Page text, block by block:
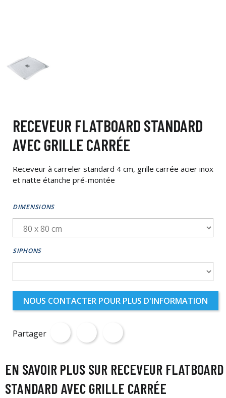
RECEVEUR FLATBOARD STANDARD
AVEC GRILLE CARRÉE
Receveur à carreler standard 4 cm, grille carrée acier inox
et natte étanche pré-montée
DIMENSIONS
SIPHONS
NOUS CONTACTER POUR PLUS D'INFORMATION
Partager
EN SAVOIR PLUS SUR RECEVEUR FLATBOARD
STANDARD AVEC GRILLE CARRÉE